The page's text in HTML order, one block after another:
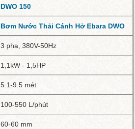
DWO 150
Bơm Nước Thải Cánh Hở Ebara DWO
3 pha, 380V-50Hz
1,1kW - 1,5HP
5.1-9.5 mét
100-550 L/phút
60-60 mm